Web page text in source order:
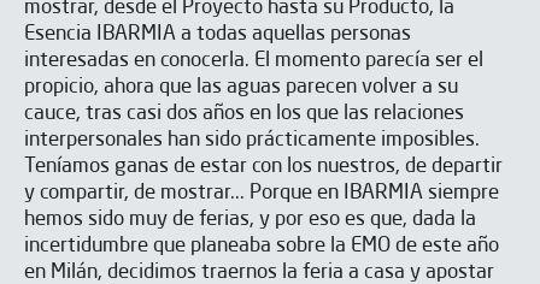
mostrar, desde el Proyecto hasta su Producto, la
Esencia IBARMIA a todas aquellas personas
interesadas en conocerla. El momento parecía ser el
propicio, ahora que las aguas parecen volver a su
cauce, tras casi dos años en los que las relaciones
interpersonales han sido prácticamente imposibles.
Teníamos ganas de estar con los nuestros, de departir
y compartir, de mostrar... Porque en IBARMIA siempre
hemos sido muy de ferias, y por eso es que, dada la
incertidumbre que planeaba sobre la EMO de este año
en Milán, decidimos traernos la feria a casa y apostar